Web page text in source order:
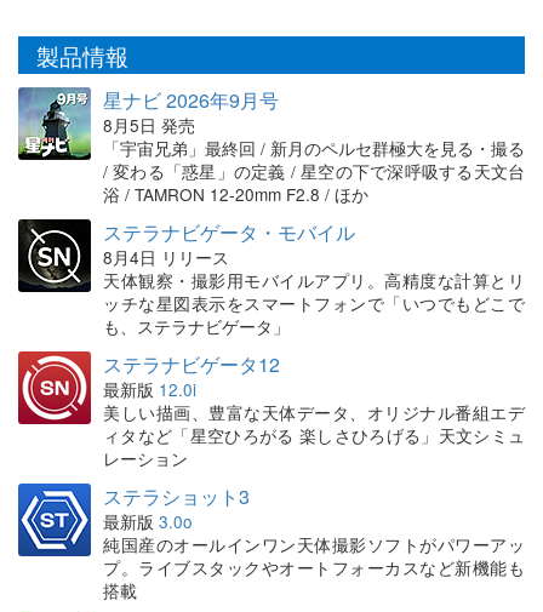
製品情報
星ナビ 2026年9月号
8月5日 発売
「宇宙兄弟」最終回 / 新月のペルセ群極大を見る・撮る
/ 変わる「惑星」の定義 / 星空の下で深呼吸する天文台
浴 / TAMRON 12-20mm F2.8 / ほか
ステラナビゲータ・モバイル
8月4日 リリース
天体観察・撮影用モバイルアプリ。高精度な計算とリ
ッチな星図表示をスマートフォンで「いつでもどこで
も、ステラナビゲータ」
ステラナビゲータ12
最新版 12.0i
美しい描画、豊富な天体データ、オリジナル番組エデ
ィタなど「星空ひろがる 楽しさひろげる」天文シミュ
レーション
ステラショット3
最新版 3.0o
純国産のオールインワン天体撮影ソフトがパワーアッ
プ。ライブスタックやオートフォーカスなど新機能も
搭載